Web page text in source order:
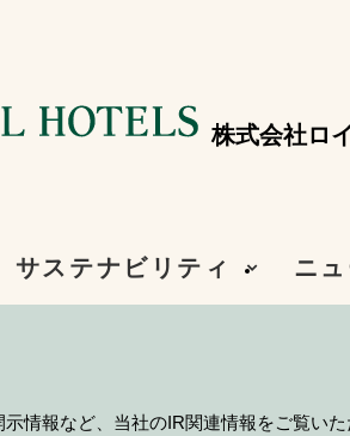
株式会社ロ
サステナビリティ ニ
情報など、当社のIR関連情報をご覧いた